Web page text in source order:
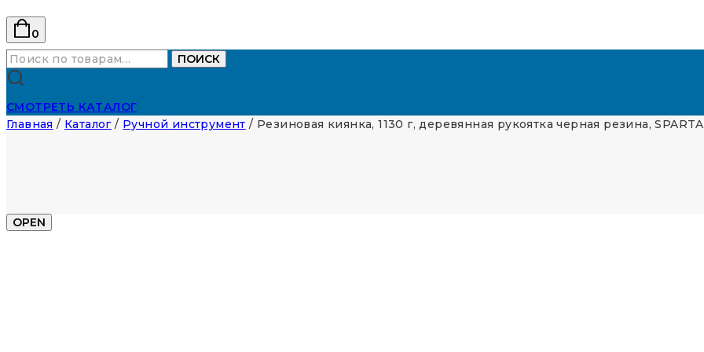
0
Искать:
ПОИСК
СМОТРЕТЬ КАТАЛОГ
Главная / Каталог / Ручной инструмент / Резиновая киянка, 1130 г, деревянная рукоятка черная резина, SPARTA
OPEN